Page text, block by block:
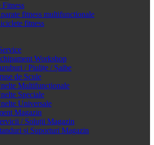
fitness multifunctionale
fitness
Workshop
/ Piulițe / Șaibe
de Scule
Multifuncționale
Speciale
Universale
Magazin
/ Soluții Magazin
și Suporturi Magazin